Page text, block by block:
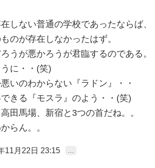
しない普通の学校であったならば、
のが存在しなかったはず。
うが悪かろうが君臨するのである。
に・・(笑)
いのわからない『ラドン』・・
きる『モスラ』のよう・・(笑)
田馬場、新宿と3つの首だね。。
らん。。
11月22日 23:15 …